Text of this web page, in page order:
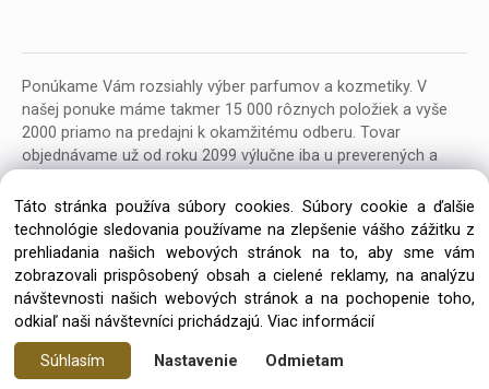
Ponúkame Vám rozsiahly výber parfumov a kozmetiky. V
našej ponuke máme takmer 15 000 rôznych položiek a vyše
2000 priamo na predajni k okamžitému odberu. Tovar
objednávame už od roku 2099 výlučne iba u preverených a
Copyright © 2026 Parfumeria ORION, All rights reserved
Táto stránka používa súbory cookies. Súbory cookie a ďalšie
technológie sledovania používame na zlepšenie vášho zážitku z
prehliadania našich webových stránok na to, aby sme vám
zobrazovali prispôsobený obsah a cielené reklamy, na analýzu
návštevnosti našich webových stránok a na pochopenie toho,
odkiaľ naši návštevníci prichádzajú. Viac informácií
Súhlasím Nastavenie Odmietam